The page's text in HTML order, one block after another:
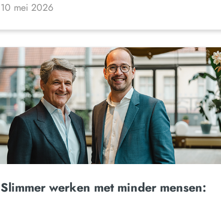
10 mei 2026
Slimmer werken met minder mensen: